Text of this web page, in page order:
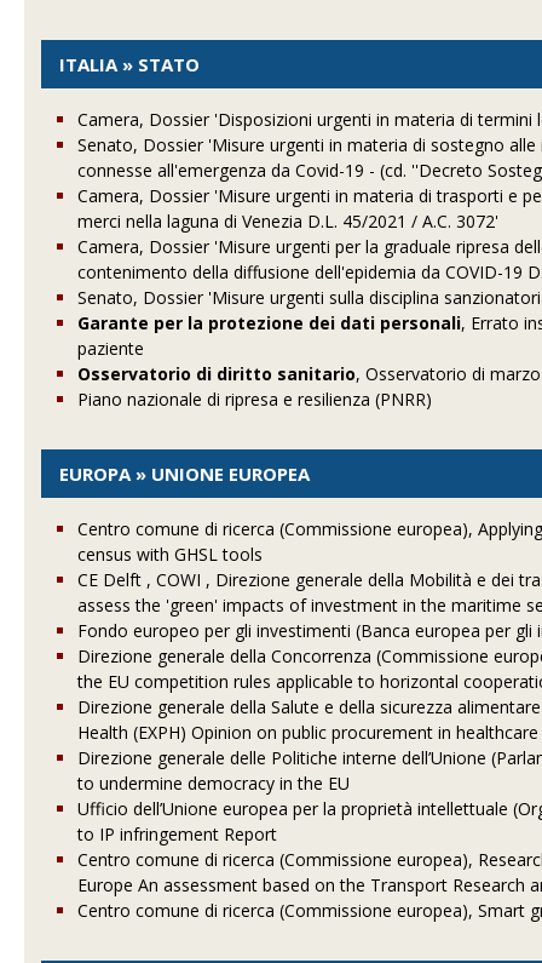
ITALIA » STATO
Camera, Dossier 'Disposizioni urgenti in materia di termini
Senato, Dossier 'Misure urgenti in materia di sostegno
connesse all'emergenza da Covid-19 - (cd. ''Decreto
Camera, Dossier 'Misure urgenti in materia di trasporti e
merci nella laguna di Venezia D.L. 45/2021 / A.C. 3072'
Camera, Dossier 'Misure urgenti per la graduale ripresa
contenimento della diffusione dell'epidemia da COVID-19
Senato, Dossier 'Misure urgenti sulla disciplina
Garante per la protezione dei dati personali, Errato
paziente
Osservatorio di diritto sanitario, Osservatorio di
Piano nazionale di ripresa e resilienza (PNRR)
EUROPA » UNIONE EUROPEA
Centro comune di ricerca (Commissione europea),
census with GHSL tools
CE Delft , COWI , Direzione generale della Mobilità e dei
assess the 'green' impacts of investment in the maritime
Fondo europeo per gli investimenti (Banca europea per
Direzione generale della Concorrenza (Commissione
the EU competition rules applicable to horizontal
Direzione generale della Salute e della sicurezza
Health (EXPH) Opinion on public procurement in
Direzione generale delle Politiche interne dell’Unione
to undermine democracy in the EU
Ufficio dell’Unione europea per la proprietà intellettuale
to IP infringement Report
Centro comune di ricerca (Commissione europea),
Europe An assessment based on the Transport
Centro comune di ricerca (Commissione europea), Smart